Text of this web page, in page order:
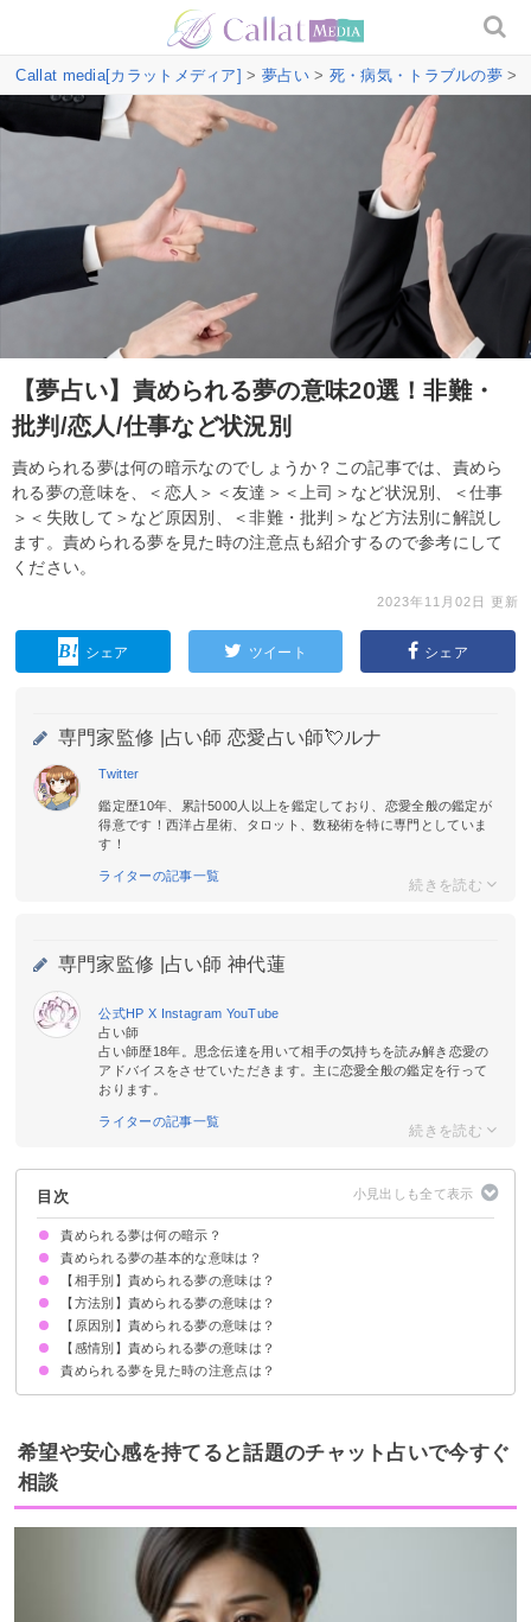
Callat media[カラットメディア] > 夢占い> 死・病気・トラブルの夢 >
【夢占い】責められる夢の意味20選！非難・
批判/恋人/仕事など状況別
責められる夢は何の暗示なのでしょうか？この記事では、責めら
れる夢の意味を、＜恋人＞＜友達＞＜上司＞など状況別、＜仕事
＞＜失敗して＞など原因別、＜非難・批判＞など方法別に解説し
ます。責められる夢を見た時の注意点も紹介するので参考にして
ください。
2023年11月02日 更新
シェア ツイート シェア
専門家監修 | 占い師 恋愛占い師💘ルナ
Twitter
鑑定歴10年、累計5000人以上を鑑定しており、恋愛全般の鑑定が
得意です！西洋占星術、タロット、数秘術を特に専門としていま
す！
ライターの記事一覧
専門家監修 | 占い師 神代蓮
公式HP X Instagram YouTube
占い師
占い師歴18年。思念伝達を用いて相手の気持ちを読み解き恋愛の
アドバイスをさせていただきます。主に恋愛全般の鑑定を行って
おります。
ライターの記事一覧
目次
責められる夢は何の暗示？
責められる夢の基本的な意味は？
ネガティブな感情の暗示
状況によって意味が決まる
【相手別】責められる夢の意味は？
友達に責められる夢【警告夢】
元彼に責められる夢【警告夢・吉夢】
恋人(彼氏・彼女)に責められる夢【警告夢】
上司に責められる夢【警告夢】
家族に責められる夢【警告夢】
仕事の先輩に責められる夢【願望夢】
仕事の後輩に責められる夢【警告夢】
同僚に責められる夢【吉夢】
ライバルに責められる夢【吉夢】
元彼の彼女に責められる夢【警告夢】
【方法別】責められる夢の意味は？
非難・批判される夢【吉夢】
責められて悪口を言われる夢【警告夢】
責められて怒鳴られる夢【吉夢】
【原因別】責められる夢の意味は？
失敗して責められる夢【願望夢】
仕事で責められる夢【警告夢】
浮気して責められる夢【警告夢】
誤解されて責められる夢【警告夢・吉夢】
【感情別】責められる夢の意味は？
責められてイライラする夢【吉夢】
責められて悔しい夢【警告夢】
責められて泣く夢【吉夢】
責められる夢を見た時の注意点は？
十分な休息を取る
吉夢なら話さず警告夢や凶夢は人に話す
希望や安心感を持てると話題のチャット占いで今すぐ
相談